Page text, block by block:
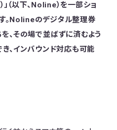
（以下、Noline）を一部ショ
。Nolineのデジタル整理券
、その場で並ばずに済むよう
、インバウンド対応も可能